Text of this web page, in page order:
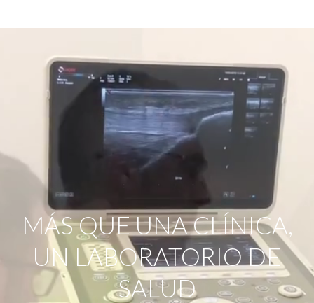
MÁS QUE UNA CLÍNICA,
UN LABORATORIO DE
SALUD